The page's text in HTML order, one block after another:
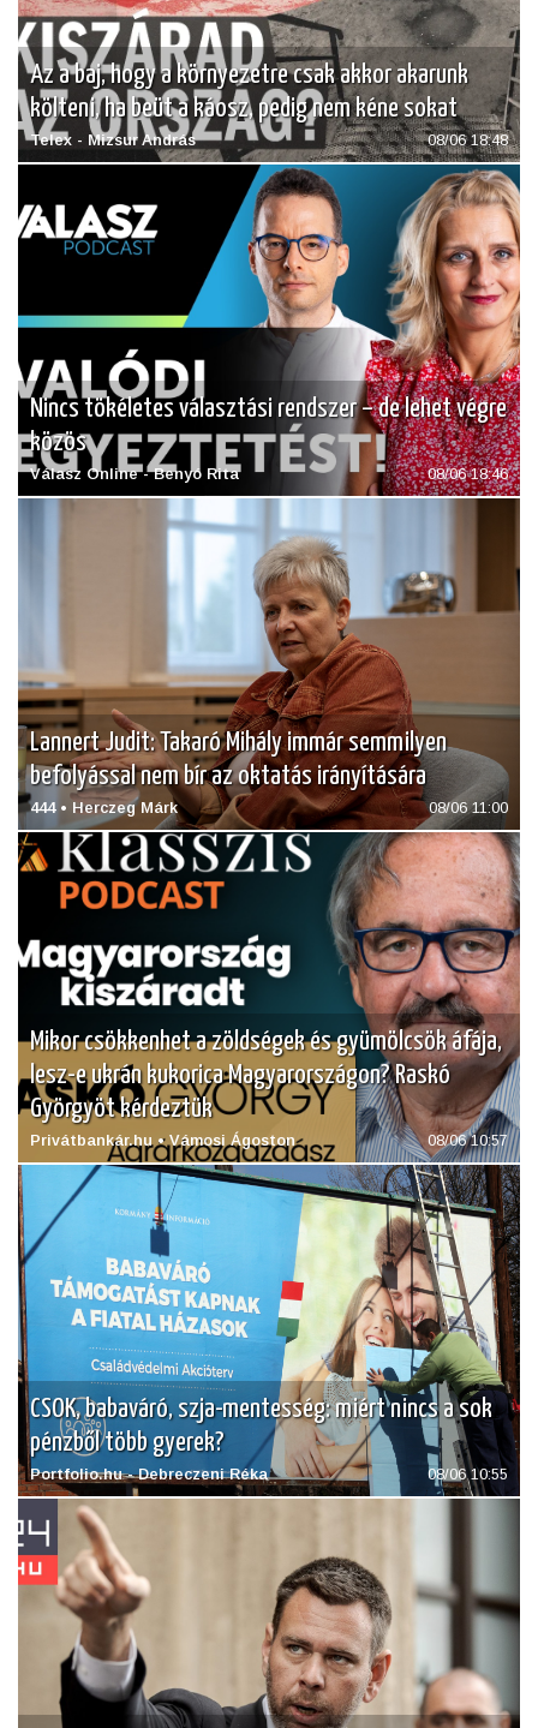
Az a baj, hogy a környezetre csak akkor akarunk
költeni, ha beüt a káosz, pedig nem kéne sokat
Telex - Mizsur András 08/06 18:48
Nincs tökéletes választási rendszer – de lehet végre
közös
Válasz Online - Benyó Rita 08/06 18:46
Lannert Judit: Takaró Mihály immár semmilyen
befolyással nem bír az oktatás irányítására
444 • Herczeg Márk 08/06 11:00
Mikor csökkenhet a zöldségek és gyümölcsök áfája,
lesz-e ukrán kukorica Magyarországon? Raskó
Györgyöt kérdeztük
Privátbankár.hu • Vámosi Ágoston 08/06 10:57
CSOK, babaváró, szja-mentesség: miért nincs a sok
pénzből több gyerek?
Portfolio.hu - Debreczeni Réka 08/06 10:55